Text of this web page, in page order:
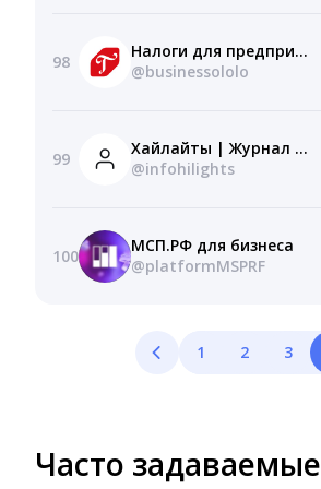
98
Налоги для предпринимателей
@businessololo
99
Хайлайты | Журнал про инфобиз и edtech
@infohilights
100
МСП.РФ для бизнеса
@platformMSPRF
1 2 3
Часто задаваемые